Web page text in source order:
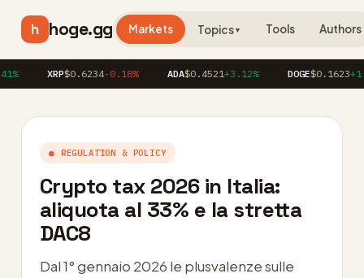
h hoge.gg Markets Topics▼ Tools Authors
XRP $0.6234-0.18% ADA $0.4521+3.12% DOGE $0.1623+1.86%
● REGULATION & POLICY
Crypto tax 2026 in Italia:
aliquota al 33% e la stretta
DAC8
Dal 1° gennaio 2026 le plusvalenze sulle